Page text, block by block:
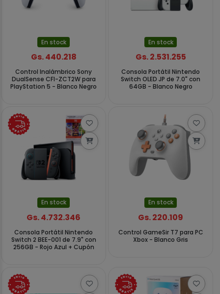
En stock
Gs. 440.218
Control Inalámbrico Sony
DualSense CFI-ZCT2W para
PlayStation 5 - Blanco Negro
En stock
Gs. 2.531.255
Consola Portátil Nintendo
Switch OLED JP de 7.0" con
64GB - Blanco Negro
En stock
Gs. 4.732.346
Consola Portátil Nintendo
Switch 2 BEE-001 de 7.9" con
256GB - Rojo Azul + Cupón
En stock
Gs. 220.109
Control GameSir T7 para PC
Xbox - Blanco Gris